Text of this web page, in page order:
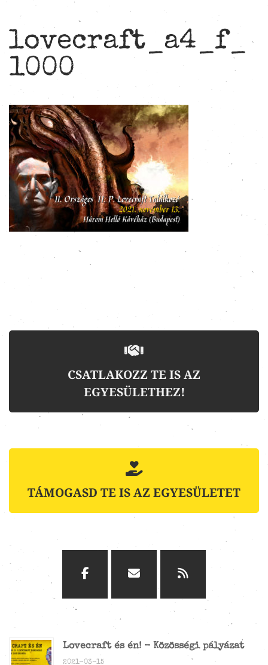
lovecraft_a4_f_
1000
CSATLAKOZZ TE IS AZ
EGYESÜLETHEZ!
TÁMOGASD TE IS AZ EGYESÜLETET
Lovecraft és én! - Közösségi pályázat
2021-03-15